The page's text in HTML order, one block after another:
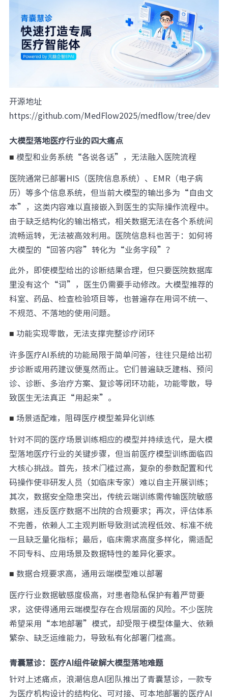
开源地址
https://github.com/MedFlow2025/medflow/tree/dev
大模型落地医疗行业的四大痛点
■ 模型和业务系统“各说各话”，无法融入医院流程
医院通常已部署HIS（医院信息系统）、EMR（电子病
历）等多个信息系统，但当前大模型的输出多为“自由文
本”，这类内容难以直接嵌入到医生的实际操作流程中。
由于缺乏结构化的输出格式，相关数据无法在各个系统间
流畅运转，无法被高效利用。医院信息科也苦于：如何将
大模型的“回答内容”转化为“业务字段”？
此外，即使模型给出的诊断结果合理，但只要医院数据库
里没有这个“词”，医生仍需要手动修改。大模型推荐的
科室、药品、检查检验项目等，也普遍存在用词不统一、
不规范、不落地的使用问题。
■ 功能实现零散，无法支撑完整诊疗闭环
许多医疗AI系统的功能局限于简单问答，往往只是给出初
步诊断或用药建议便戛然而止。它们普遍缺乏建档、预问
诊、诊断、多治疗方案、复诊等闭环功能，功能零散，导
致医生无法真正“用起来”。
■ 场景适配难，阻碍医疗模型差异化训练
针对不同的医疗场景训练相应的模型并持续迭代，是大模
型落地医疗行业的关键步骤，但当前医疗模型训练面临四
大核心挑战。首先，技术门槛过高，复杂的参数配置和代
码操作使非研发人员（如临床专家）难以自主开展训练；
其次，数据安全隐患突出，传统云端训练需传输医院敏感
数据，违反医疗数据不出院的合规要求；再次，评估体系
不完善，依赖人工主观判断导致测试流程低效、标准不统
一且缺乏量化指标；最后，临床需求高度多样化，需适配
不同专科、应用场景及数据特性的差异化要求。
■ 数据合规要求高，通用云端模型难以部署
医疗行业数据敏感度极高，对患者隐私保护有着严苛要
求，这使得通用云端模型存在合规层面的风险。不少医院
希望采用“本地部署”模式，却受限于模型体量大、依赖
繁杂、缺乏运维能力，导致私有化部署门槛高。
青囊慧诊：医疗AI组件破解大模型落地难题
针对上述痛点，浪潮信息AI团队推出了青囊慧诊，一款专
为医疗机构设计的结构化、可对接、可本地部署的医疗AI